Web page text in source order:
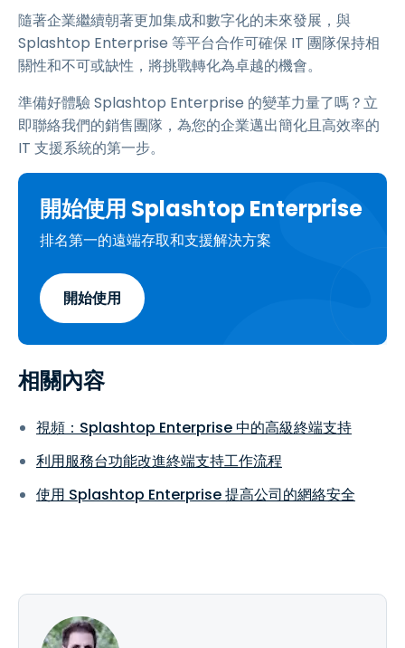
隨著企業繼續朝著更加集成和數字化的未來發展，與
Splashtop Enterprise 等平台合作可確保 IT 團隊保持相
關性和不可或缺性，將挑戰轉化為卓越的機會。
準備好體驗 Splashtop Enterprise 的變革力量了嗎？立
即聯絡我們的銷售團隊，為您的企業邁出簡化且高效率的
IT 支援系統的第一步。
開始使用 Splashtop Enterprise
排名第一的遠端存取和支援解決方案
開始使用
相關內容
視頻：Splashtop Enterprise 中的高級終端支持
利用服務台功能改進終端支持工作流程
使用 Splashtop Enterprise 提高公司的網絡安全